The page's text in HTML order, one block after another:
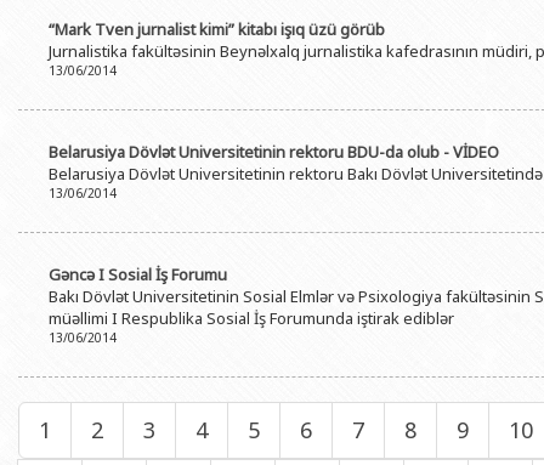
“Mark Tven jurnalist kimi” kitabı işıq üzü görüb
Jurnalistika fakültəsinin Beynəlxalq jurnalistika kafedrasının
13/06/2014
Belarusiya Dövlət Universitetinin rektoru BDU-da olub - VİDEO
Belarusiya Dövlət Universitetinin rektoru Bakı Dövlət
13/06/2014
Gəncə I Sosial İş Forumu
Bakı Dövlət Universitetinin Sosial Elmlər və Psixologiya fakültəsinin
müəllimi I Respublika Sosial İş Forumunda iştirak ediblər
13/06/2014
1 2 3 4 5 6 7 8 9
10